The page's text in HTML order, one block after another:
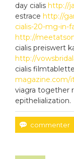
day cialis http://
estrace http://
cialis-20-mg-in-
http://
cialis preiswert
http://
cialis
magazine.com/
viagra together
epithelialization.